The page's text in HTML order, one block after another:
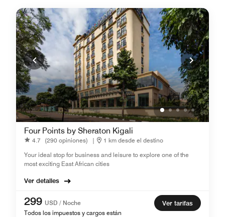
Four Points by Sheraton Kigali
4.7 (290 opiniones) |
1 km desde el destino
Your ideal stop for business and leisure to explore one of the
most exciting East African cities
Ver detalles
299 USD / Noche
Todos los impuestos y cargos están
Ver tarifas